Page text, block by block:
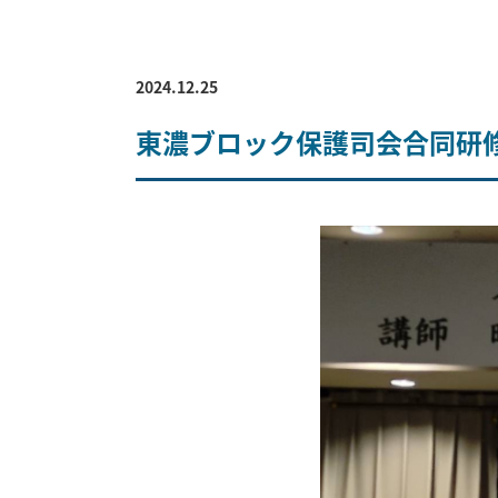
2024.12.25
東濃ブロック保護司会合同研